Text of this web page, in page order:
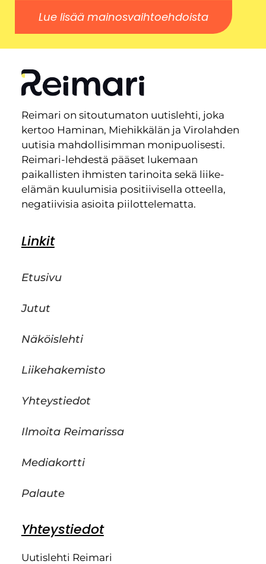
Lue lisää mainosvaihtoehdoista
Reimari on sitoutumaton uutislehti, joka
kertoo Haminan, Miehikkälän ja Virolahden
uutisia mahdollisimman monipuolisesti.
Reimari-lehdestä pääset lukemaan
paikallisten ihmisten tarinoita sekä liike-
elämän kuulumisia positiivisella otteella,
negatiivisia asioita piilottelematta.
Linkit
Etusivu
Jutut
Näköislehti
Liikehakemisto
Yhteystiedot
Ilmoita Reimarissa
Mediakortti
Palaute
Yhteystiedot
Uutislehti Reimari